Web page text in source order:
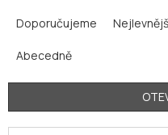
a
e
n
p
Doporučujeme
Abecedně